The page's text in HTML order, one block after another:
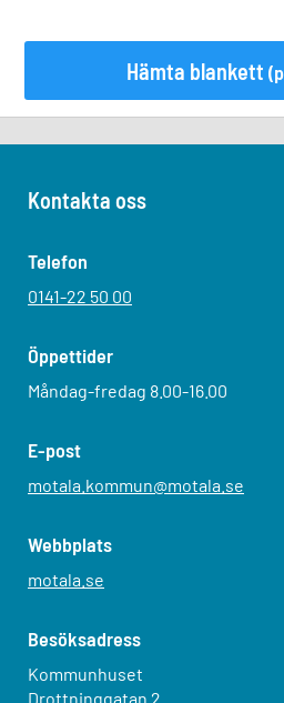
Hämta blankett
Kontakta oss
Telefon
0141-22 50 00
E-post
motala.kommun@motala.se
Besöksadress
Kommunhuset
Drottninggatan 2
Öppettider
Måndag-fredag 8.00-16.00
Webbplats
motala.se